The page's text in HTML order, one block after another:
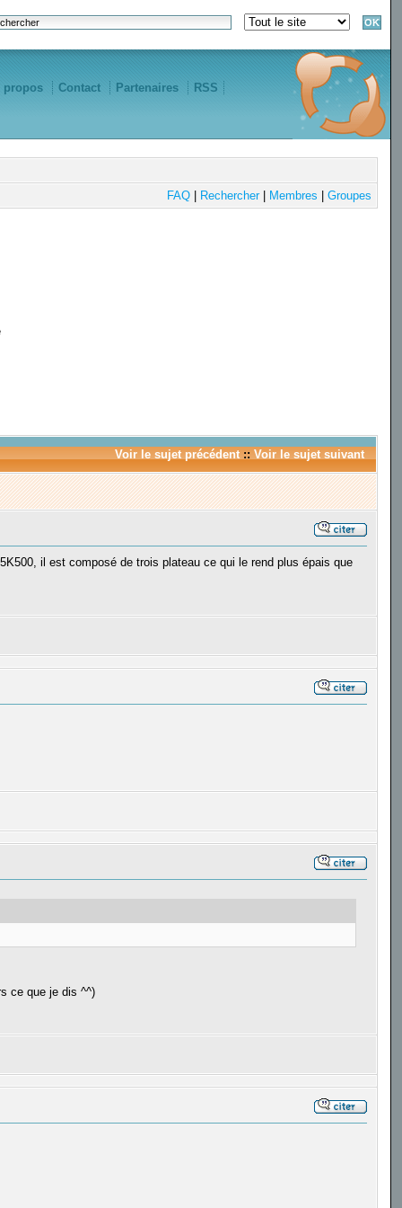
propos Contact Partenaires RSS
FAQ| Rechercher| Membres Groupes
Voir le sujet précédent:: Voir le sujet suivant
il est composé de trois plateau ce qui le rend plus épais que
ce que je dis ^^)